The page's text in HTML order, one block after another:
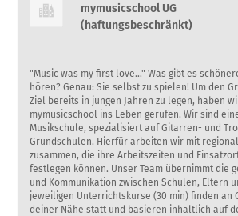
mymusicschool UG
(haftungsbeschränkt)
"Music was my first love…" Was gibt es
hören? Genau: Sie selbst zu spielen! Um den
Ziel bereits in jungen Jahren zu legen, haben
mymusicschool ins Leben gerufen. Wir sind
Musikschule, spezialisiert auf Gitarren- und
Grundschulen. Hierfür arbeiten wir mit
zusammen, die ihre Arbeitszeiten und
festlegen können. Unser Team übernimmt die
und Kommunikation zwischen Schulen, Eltern
jeweiligen Unterrichtskurse (30 min) finden an
deiner Nähe statt und basieren inhaltlich auf